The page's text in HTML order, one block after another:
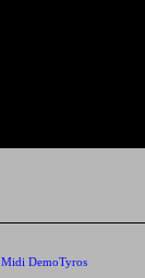
Midi DemoTyros